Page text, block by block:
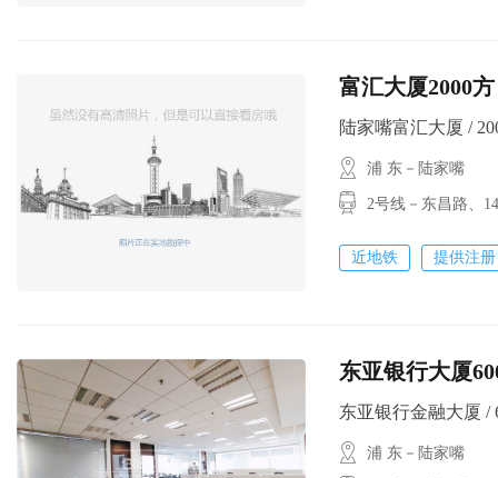
富汇大厦2000方
陆家嘴富汇大厦 /
浦 东－陆家嘴
2号线－东昌路
近地铁 提供注册
东亚银行大厦600
东亚银行金融大厦 /
浦 东－陆家嘴